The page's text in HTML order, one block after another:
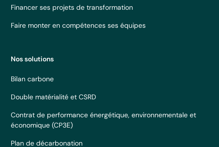
Financer ses projets de transformation
Faire monter en compétences ses équipes
Nos solutions
Bilan carbone
Double matérialité et CSRD
Contrat de performance énergétique, environnementale et
économique (CP3E)
Plan de décarbonation